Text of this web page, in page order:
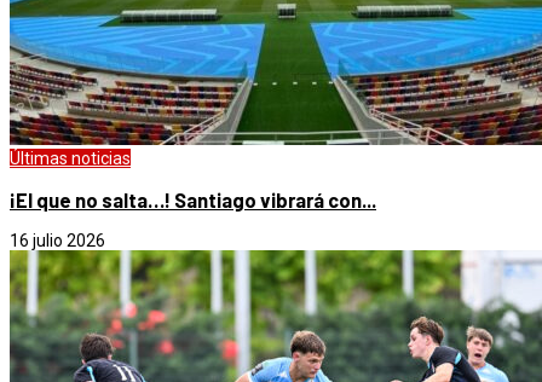
Últimas noticias
¡El que no salta…! Santiago vibrará con...
16 julio 2026